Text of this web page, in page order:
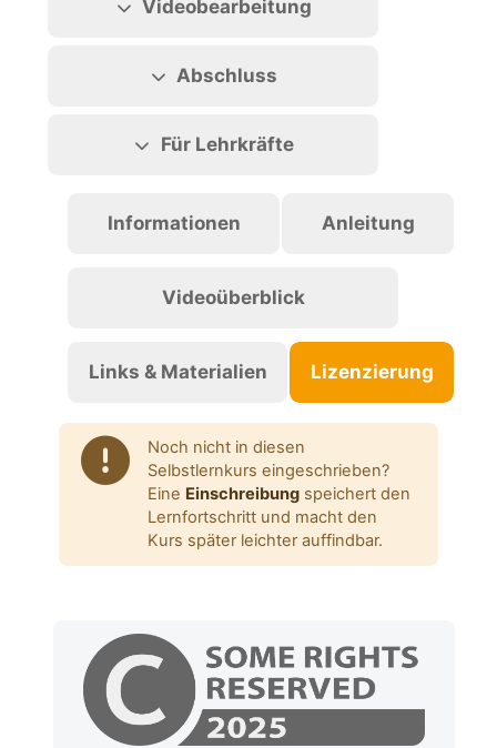
Videobearbeitung
Abschluss
Für Lehrkräfte
Informationen Anleitung
Videoüberblick
Links & Materialien Lizenzierung
Noch nicht in diesen
Selbstlernkurs eingeschrieben?
Eine Einschreibung speichert den
Lernfortschritt und macht den
Kurs später leichter auffindbar.